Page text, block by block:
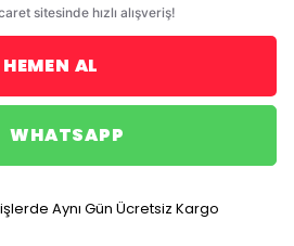
HEMEN AL
WHATSAPP
Aynı Gün Ücretsiz Kargo